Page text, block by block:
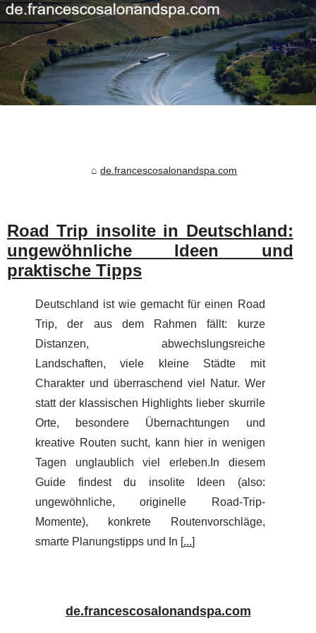
de.francescosalonandspa.com
Road Trip insolite in Deutschland:
ungewöhnliche Ideen und
praktische Tipps
Deutschland ist wie gemacht für einen Road
Trip, der aus dem Rahmen fällt: kurze
Distanzen, abwechslungsreiche
Landschaften, viele kleine Städte mit
Charakter und überraschend viel Natur. Wer
statt der klassischen Highlights lieber skurrile
Orte, besondere Übernachtungen und
kreative Routen sucht, kann hier in wenigen
Tagen unglaublich viel erleben.In diesem
Guide findest du insolite Ideen (also:
ungewöhnliche, originelle Road-Trip-
Momente), konkrete Routenvorschläge,
smarte Planungstipps und In [...]
de.francescosalonandspa.com